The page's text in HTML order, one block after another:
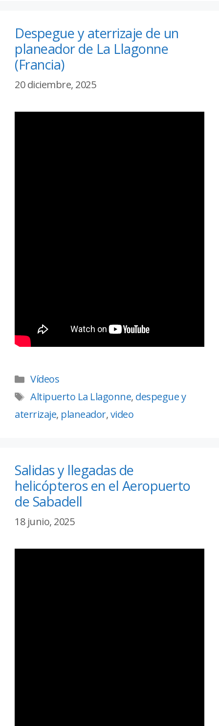
Despegue y aterrizaje de un
planeador de La Llagonne
(Francia)
20 diciembre, 2025
Vídeos
Altipuerto La Llagonne, despegue y
aterrizaje, planeador,video
Salidas y llegadas de
helicópteros en el Aeropuerto
de Sabadell
18 junio, 2025